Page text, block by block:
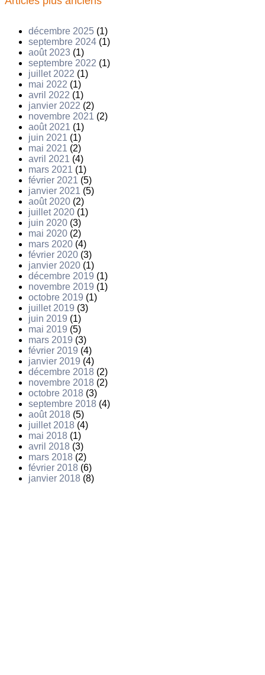
décembre 2025 (1)
septembre 2024 (1)
août 2023 (1)
septembre 2022 (1)
juillet 2022 (1)
mai 2022 (1)
avril 2022 (1)
janvier 2022 (2)
novembre 2021 (2)
août 2021 (1)
juin 2021 (1)
mai 2021 (2)
avril 2021 (4)
mars 2021 (1)
février 2021 (5)
janvier 2021 (5)
août 2020 (2)
juillet 2020 (1)
juin 2020 (3)
mai 2020 (2)
mars 2020 (4)
février 2020 (3)
janvier 2020 (1)
décembre 2019 (1)
novembre 2019 (1)
octobre 2019 (1)
juillet 2019 (3)
juin 2019 (1)
mai 2019 (5)
mars 2019 (3)
février 2019 (4)
janvier 2019 (4)
décembre 2018 (2)
novembre 2018 (2)
octobre 2018 (3)
septembre 2018 (4)
août 2018 (5)
juillet 2018 (4)
mai 2018 (1)
avril 2018 (3)
mars 2018 (2)
février 2018 (6)
janvier 2018 (8)